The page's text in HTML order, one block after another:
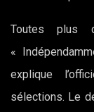
Toutes plus
«
explique
sélections. Le